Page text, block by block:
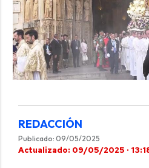
REDACCIÓN
Publicado: 09/05/2025
Actualizado: 09/05/2025 ·